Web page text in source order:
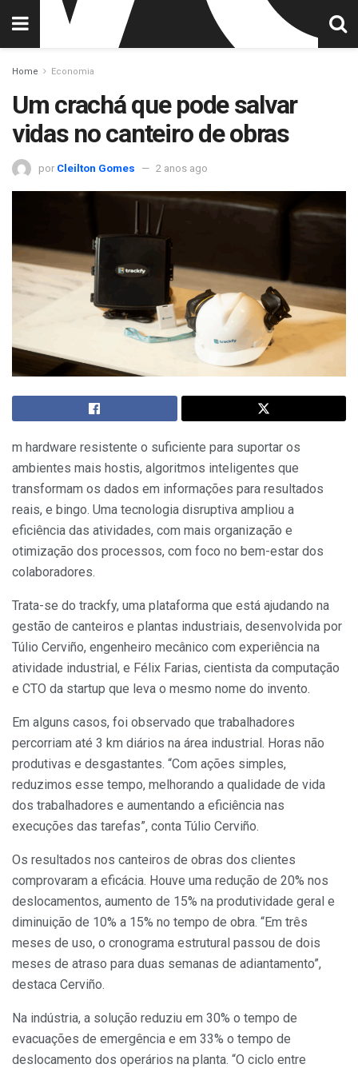
Home Economia
Um crachá que pode salvar
vidas no canteiro de obras
por Cleilton Gomes 2 anos ago
m hardware resistente o suficiente para suportar os
ambientes mais hostis, algoritmos inteligentes que
transformam os dados em informações para resultados
reais, e bingo. Uma tecnologia disruptiva ampliou a
eficiência das atividades, com mais organização e
otimização dos processos, com foco no bem-estar dos
colaboradores.
Trata-se do trackfy, uma plataforma que está ajudando na
gestão de canteiros e plantas industriais, desenvolvida por
Túlio Cerviño, engenheiro mecânico com experiência na
atividade industrial, e Félix Farias, cientista da computação
e CTO da startup que leva o mesmo nome do invento.
Em alguns casos, foi observado que trabalhadores
percorriam até 3 km diários na área industrial. Horas não
produtivas e desgastantes. “Com ações simples,
reduzimos esse tempo, melhorando a qualidade de vida
dos trabalhadores e aumentando a eficiência nas
execuções das tarefas”, conta Túlio Cerviño.
Os resultados nos canteiros de obras dos clientes
comprovaram a eficácia. Houve uma redução de 20% nos
deslocamentos, aumento de 15% na produtividade geral e
diminuição de 10% a 15% no tempo de obra. “Em três
meses de uso, o cronograma estrutural passou de dois
meses de atraso para duas semanas de adiantamento”,
destaca Cerviño.
Na indústria, a solução reduziu em 30% o tempo de
evacuações de emergência e em 33% o tempo de
deslocamento dos operários na planta. “O ciclo entre